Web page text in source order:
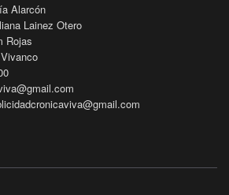
Alarcón
Lainez Otero
Rojas